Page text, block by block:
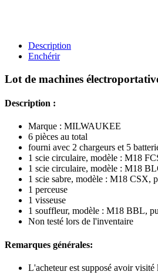
Description
Enchérir
Lot de machines
Description :
Marque : MILWAUKEE
6 pièces au total
fourni avec 2 chargeurs et 5
1 scie circulaire, modèle : M18
1 scie circulaire, modèle : M18
1 scie sabre, modèle : M18 CSX,
1 perceuse
1 visseuse
1 souffleur, modèle : M18 BBL,
Non testé lors de l'inventaire
Remarques générales:
L'acheteur est supposé avoir